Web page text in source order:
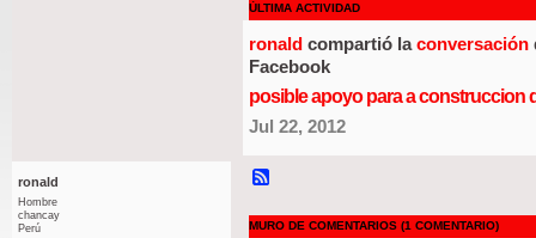
ronald
Hombre
chancay
Perú
ÚLTIMA ACTIVIDAD
ronald compartió laconversación
Facebook
posible apoyo para a construccion
Jul 22, 2012
MURO DE COMENTARIOS (1 COMENTARIO)